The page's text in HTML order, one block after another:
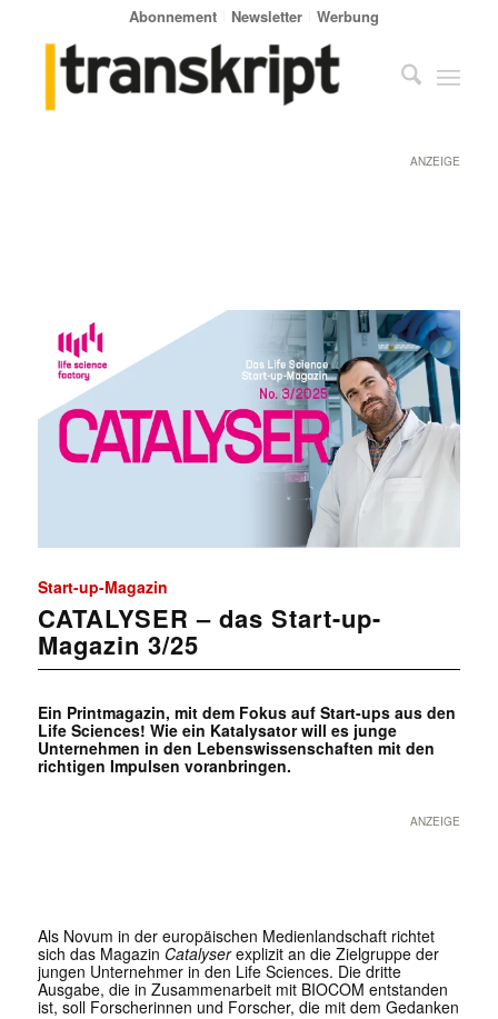
Abonnement Newsletter Werbung
ANZEIGE
Start-up-Magazin
CATALYSER – das Start-up-
Magazin 3/25
Ein Printmagazin, mit dem Fokus auf Start-ups aus den
Life Sciences! Wie ein Katalysator will es junge
Unternehmen in den Lebenswissenschaften mit den
richtigen Impulsen voranbringen.
ANZEIGE
Als Novum in der europäischen Medienlandschaft richtet
sich das Magazin Catalyserexplizit an die Zielgruppe der
jungen Unternehmer in den Life Sciences. Die dritte
Ausgabe, die in Zusammenarbeit mit BIOCOM entstanden
ist, soll Forscherinnen und Forscher, die mit dem Gedanken